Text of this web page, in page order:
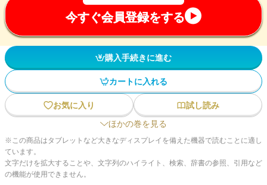
今すぐ会員登録をする
購入手続きに進む
カートに入れる
お気に入り
試し読み
ほかの巻を見る
※この商品はタブレットなど大きなディスプレイを備えた機器で読むことに適し
ています。
文字だけを拡大することや、文字列のハイライト、検索、辞書の参照、引用など
の機能が使用できません。